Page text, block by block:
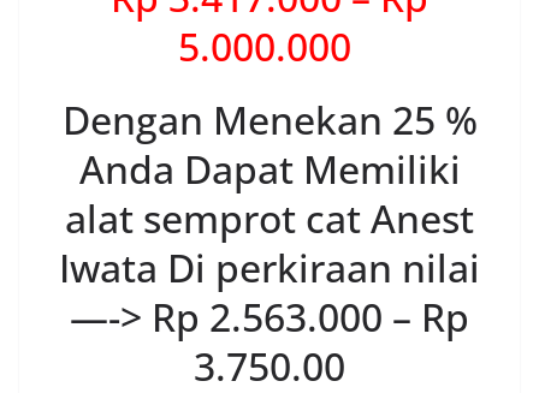
5.000.000
Dengan Menekan 25 %
Anda Dapat Memiliki
alat semprot cat Anest
Iwata Di perkiraan nilai
—-> Rp 2.563.000 – Rp
3.750.00